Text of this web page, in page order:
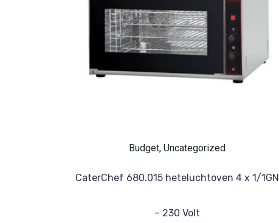
Budget, Uncategorized
CaterChef 680.015 heteluchtoven 4 x 1/1GN
– 230 Volt